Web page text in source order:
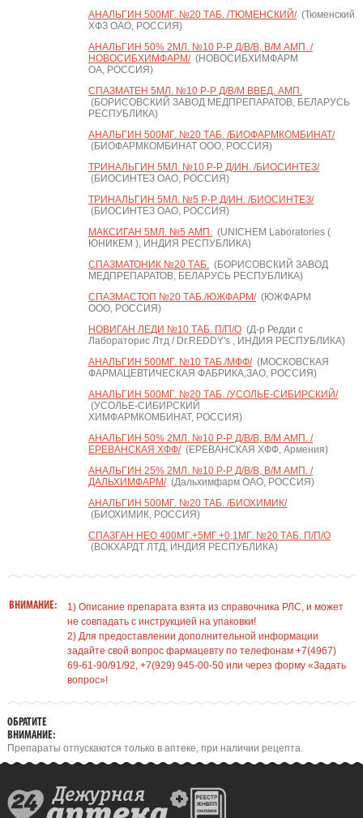
АНАЛЬГИН 500МГ. №20 ТАБ. /ТЮМЕНСКИЙ/(Тюменский
ХФЗ ОАО, РОССИЯ)
АНАЛЬГИН 50% 2МЛ. №10 Р-Р Д/В/В, В/М АМП. /
НОВОСИБХИМФАРМ/(НОВОСИБХИМФАРМ
ОА, РОССИЯ)
СПАЗМАТЕН 5МЛ. №10 Р-Р Д/В/М ВВЕД. АМП.
(БОРИСОВСКИЙ ЗАВОД МЕДПРЕПАРАТОВ, БЕЛАРУСЬ
РЕСПУБЛИКА)
АНАЛЬГИН 500МГ. №20 ТАБ. /БИОФАРМКОМБИНАТ/
(БИОФАРМКОМБИНАТ ООО, РОССИЯ)
ТРИНАЛЬГИН 5МЛ. №10 Р-Р Д/ИН. /БИОСИНТЕЗ/
(БИОСИНТЕЗ ОАО, РОССИЯ)
ТРИНАЛЬГИН 5МЛ. №5 Р-Р Д/ИН. /БИОСИНТЕЗ/
(БИОСИНТЕЗ ОАО, РОССИЯ)
МАКСИГАН 5МЛ. №5 АМП.(UNICHEM Laboratories (
ЮНИКЕМ ), ИНДИЯ РЕСПУБЛИКА)
СПАЗМАТОНИК №20 ТАБ.(БОРИСОВСКИЙ ЗАВОД
МЕДПРЕПАРАТОВ, БЕЛАРУСЬ РЕСПУБЛИКА)
СПАЗМАСТОП №20 ТАБ./ЮЖФАРМ/(ЮЖФАРМ
ООО, РОССИЯ)
НОВИГАН ЛЕДИ №10 ТАБ. П/П/О(Д-р Редди с
Лабораторис Лтд / Dr.REDDY's , ИНДИЯ РЕСПУБЛИКА)
АНАЛЬГИН 500МГ. №10 ТАБ./МФФ/(МОСКОВСКАЯ
ФАРМАЦЕВТИЧЕСКАЯ ФАБРИКА,ЗАО, РОССИЯ)
АНАЛЬГИН 500МГ. №20 ТАБ. /УСОЛЬЕ-СИБИРСКИЙ/
(УСОЛЬЕ-СИБИРСКИЙ
ХИМФАРМКОМБИНАТ, РОССИЯ)
АНАЛЬГИН 50% 2МЛ. №10 Р-Р Д/В/В, В/М АМП. /
ЕРЕВАНСКАЯ ХФФ/(ЕРЕВАНСКАЯ ХФФ, Армения)
АНАЛЬГИН 25% 2МЛ. №10 Р-Р Д/В/В, В/М АМП. /
ДАЛЬХИМФАРМ/(Дальхимфарм ОАО, РОССИЯ)
АНАЛЬГИН 500МГ. №20 ТАБ. /БИОХИМИК/
(БИОХИМИК, РОССИЯ)
СПАЗГАН НЕО 400МГ.+5МГ.+0,1МГ. №20 ТАБ. П/П/О
(ВОКХАРДТ ЛТД, ИНДИЯ РЕСПУБЛИКА)
ВНИМАНИЕ:
1) Описание препарата взята из справочника РЛС, и может
не совпадать с инструкцией на упаковки!
2) Для предоставлении дополнительной информации
задайте свой вопрос фармацевту по телефонам +7(4967)
69-61-90/91/92, +7(929) 945-00-50 или через форму «Задать
вопрос»!
ОБРАТИТЕ
ВНИМАНИЕ:
Препараты отпускаются только в аптеке, при наличии рецепта.